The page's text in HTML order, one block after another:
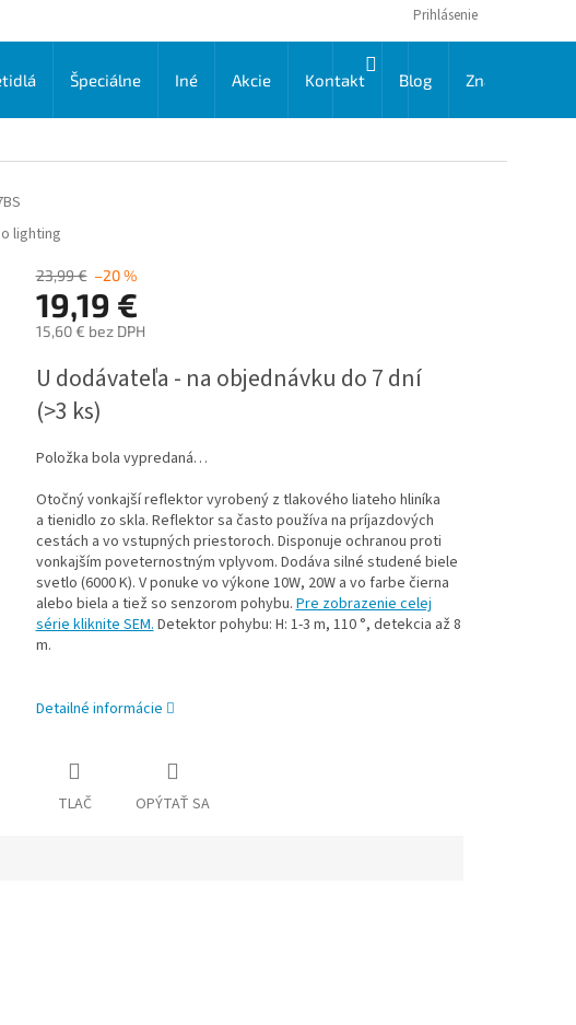
Prihlásenie
NÁKUPNÝ
Špeciálne Iné Akcie Kontakt Blog Značky
lighting
23,99 € –20 %
19,19 €
15,60 € bez DPH
cena:
U dodávateľa - na objednávku do 7 dní
(>3 ks)
Položka bola vypredaná…
Otočný vonkajší reflektor vyrobený z tlakového liateho hliníka
a tienidlo zo skla. Reflektor sa často používa na príjazdových
cestách a vo vstupných priestoroch. Disponuje ochranou proti
vonkajším poveternostným vplyvom. Dodáva silné studené biele
svetlo (6000 K). V ponuke vo výkone 10W, 20W a vo farbe čierna
alebo biela a tiež so senzorom pohybu.Pre zobrazenie celej
série kliknite SEM.Detektor pohybu: H: 1-3 m, 110 °, detekcia až 8
m.
Detailné informácie
TLAČ OPÝTAŤ SA